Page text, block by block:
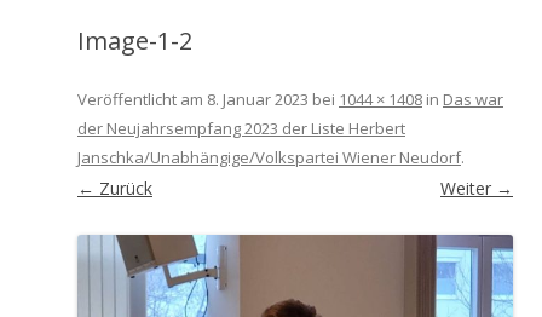
Image-1-2
Veröffentlicht am 8. Januar 2023 bei 1044 × 1408 in Das war
der Neujahrsempfang 2023 der Liste Herbert
Janschka/Unabhängige/Volkspartei Wiener Neudorf.
← Zurück Weiter →